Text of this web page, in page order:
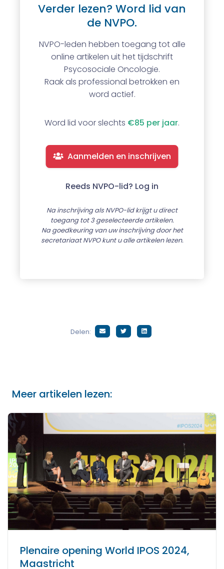
Verder lezen? Word lid van
de NVPO.
NVPO-leden hebben toegang tot alle
online artikelen uit het tijdschrift
Psycosociale Oncologie.
Raak als professional betrokken en
word actief.
Word lid voor slechts €85 per jaar.
Aanmelden en inschrijven
Reeds NVPO-lid? Log in
Na inschrijving als NVPO-lid krijgt u direct
toegang tot 3 geselecteerde artikelen.
Na goedkeuring van uw inschrijving door het
secretariaat NVPO kunt u alle artikelen lezen.
Delen:
Meer artikelen lezen:
Plenaire opening World IPOS 2024,
Maastricht